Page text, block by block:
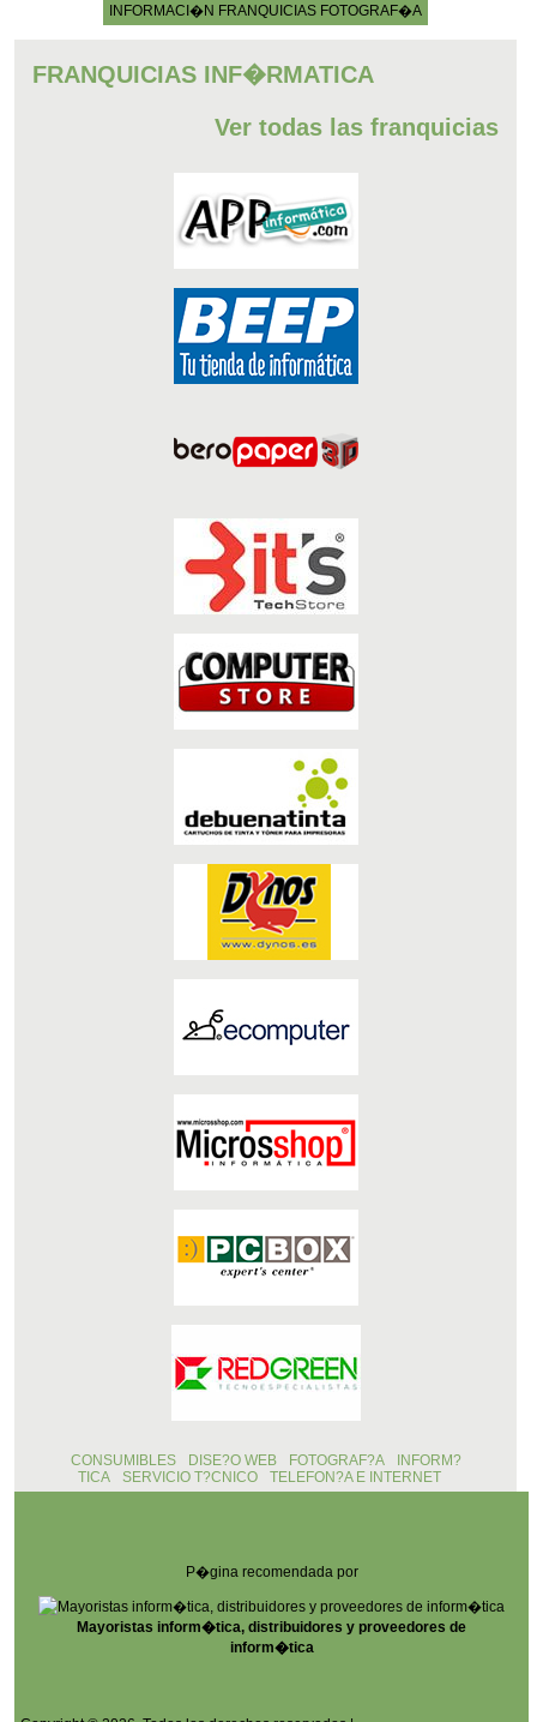
INFORMACI�N FRANQUICIAS FOTOGRAF�A
FRANQUICIAS INF�RMATICA
Ver todas las franquicias
CONSUMIBLES DISE?O WEB FOTOGRAF?A
INFORM?
TICA
SERVICIO T?CNICO TELEFON?A E INTERNET
P�gina recomendada por
Mayoristas inform�tica, distribuidores y proveedores de
inform�tica